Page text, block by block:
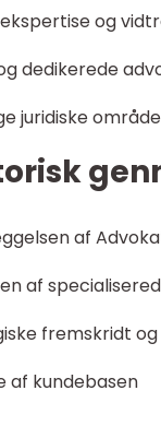
ekspertise og
dedikerede
juridiske
af
af
fremskridt
af kundebasen